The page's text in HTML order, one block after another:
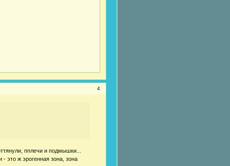
4
пплечи и подмышки...
это ж эрогенная зона, зона